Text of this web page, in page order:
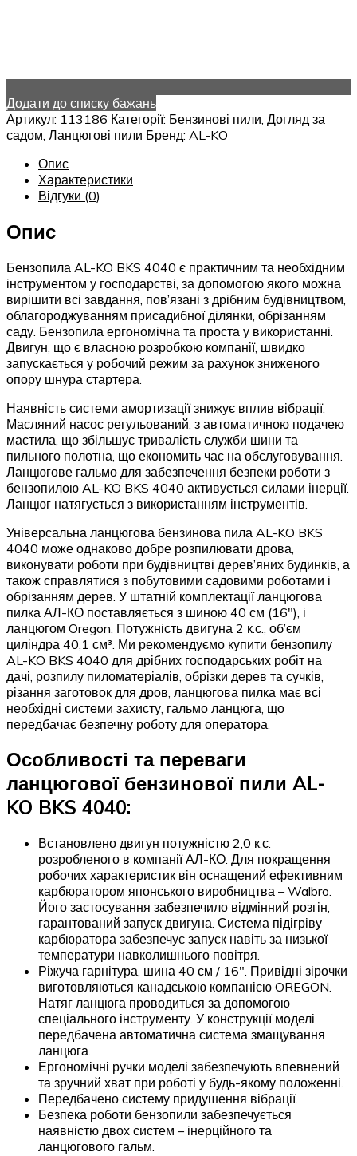
Додати до списку бажань
Артикул: 113186 Категорії: Бензинові пили Догляд за
садом Ланцюгові пили Бренд: AL-KO
Опис
Характеристики
Відгуки (0)
Опис
Бензопила AL-KO BKS 4040 є практичним та необхідним
інструментом у господарстві, за допомогою якого можна
вирішити всі завдання, пов’язані з дрібним будівництвом,
облагороджуванням присадибної ділянки, обрізанням
саду. Бензопила ергономічна та проста у використанні.
Двигун, що є власною розробкою компанії, швидко
запускається у робочий режим за рахунок зниженого
опору шнура стартера.
Наявність системи амортизації знижує вплив вібрації.
Масляний насос регульований, з автоматичною подачею
мастила, що збільшує тривалість служби шини та
пильного полотна, що економить час на обслуговування.
Ланцюгове гальмо для забезпечення безпеки роботи з
бензопилою AL-KO BKS 4040 активується силами інерції.
Ланцюг натягується з використанням інструментів.
Універсальна ланцюгова бензинова пила AL-KO BKS
4040 може однаково добре розпилювати дрова,
виконувати роботи при будівництві дерев’яних будинків, а
також справлятися з побутовими садовими роботами і
обрізанням дерев. У штатній комплектації ланцюгова
пилка АЛ-КО поставляється з шиною 40 см (16″), і
ланцюгом Oregon. Потужність двигуна 2 к.с., об’єм
циліндра 40,1 см³. Ми рекомендуємо купити бензопилу
AL-KO BKS 4040 для дрібних господарських робіт на
дачі, розпилу пиломатеріалів, обрізки дерев та сучків,
різання заготовок для дров, ланцюгова пилка має всі
необхідні системи захисту, гальмо ланцюга, що
передбачає безпечну роботу для оператора.
Особливості та переваги
ланцюгової бензинової пили AL-
KO BKS 4040:
Встановлено двигун потужністю 2,0 к.с.
розробленого в компанії АЛ-КО. Для покращення
робочих характеристик він оснащений ефективним
карбюратором японського виробництва – Walbro.
Його застосування забезпечило відмінний розгін,
гарантований запуск двигуна. Система підігріву
карбюратора забезпечує запуск навіть за низької
температури навколишнього повітря.
Ріжуча гарнітура, шина 40 см / 16″. Привідні зірочки
виготовляються канадською компанією OREGON.
Натяг ланцюга проводиться за допомогою
спеціального інструменту. У конструкції моделі
передбачена автоматична система змащування
ланцюга.
Ергономічні ручки моделі забезпечують впевнений
та зручний хват при роботі у будь-якому положенні.
Передбачено систему придушення вібрації.
Безпека роботи бензопили забезпечується
наявністю двох систем – інерційного та
ланцюгового гальм.